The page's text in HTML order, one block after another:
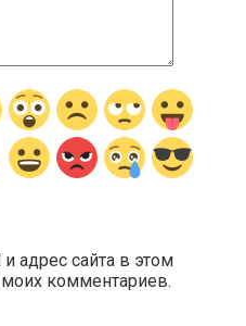
адрес сайта в этом
комментариев.